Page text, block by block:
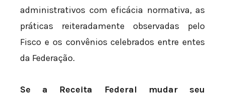
administrativos com eficácia normativa, as
práticas reiteradamente observadas pelo
Fisco e os convênios celebrados entre entes
da Federação.
Se a Receita Federal mudar seu